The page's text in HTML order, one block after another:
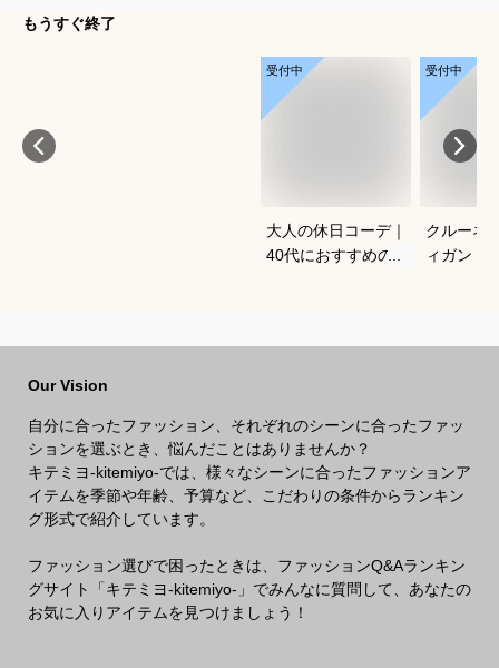
もうすぐ終了
受付中
大人の休日コーデ｜
40代におすすめのお
受付中
クルーネ
ィガン｜
Our Vision
自分に合ったファッション、それぞれのシーンに合ったファッ
ションを選ぶとき、悩んだことはありませんか？
キテミヨ-kitemiyo-では、様々なシーンに合ったファッションア
イテムを季節や年齢、予算など、こだわりの条件からランキン
グ形式で紹介しています。
ファッション選びで困ったときは、ファッションQ&Aランキン
グサイト「キテミヨ-kitemiyo-」でみんなに質問して、あなたの
お気に入りアイテムを見つけましょう！